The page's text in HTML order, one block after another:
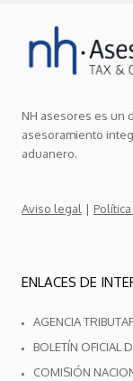
NH asesores es un
asesoramiento
aduanero.
Aviso legal|
ENLACES DE
AGENCIA
BOLETÍN OFICIAL
COMISIÓN